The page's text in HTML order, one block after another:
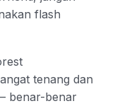
flash
tenang dan
benar-benar